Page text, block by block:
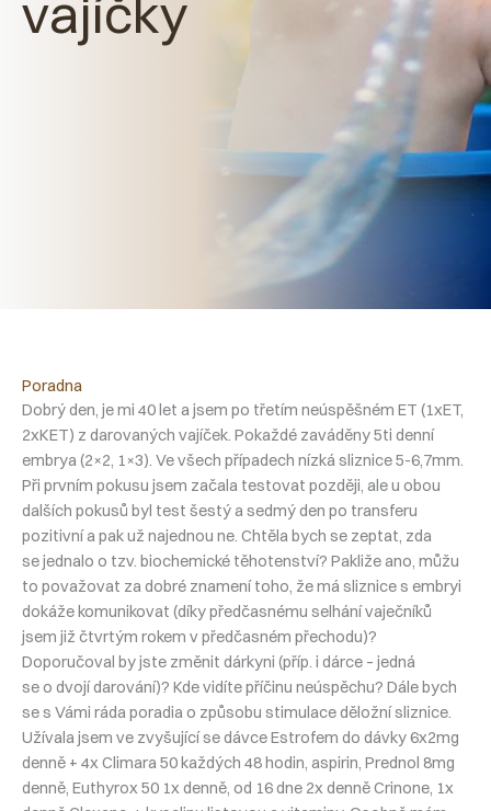
vajíčky
Poradna
Dobrý den, je mi 40 let a jsem po třetím neúspěšném ET (1xET,
2xKET) z darovaných vajíček. Pokaždé zaváděny 5ti denní
embrya (2×2, 1×3). Ve všech případech nízká sliznice 5-6,7mm.
Při prvním pokusu jsem začala testovat později, ale u obou
dalších pokusů byl test šestý a sedmý den po transferu
pozitivní a pak už najednou ne. Chtěla bych se zeptat, zda
se jednalo o tzv. biochemické těhotenství? Pakliže ano, můžu
to považovat za dobré znamení toho, že má sliznice s embryi
dokáže komunikovat (díky předčasnému selhání vaječníků
jsem již čtvrtým rokem v předčasném přechodu)?
Doporučoval by jste změnit dárkyni (příp. i dárce – jedná
se o dvojí darování)? Kde vidíte příčinu neúspěchu? Dále bych
se s Vámi ráda poradia o způsobu stimulace děložní sliznice.
Užívala jsem ve zvyšující se dávce Estrofem do dávky 6x2mg
denně + 4x Climara 50 každých 48 hodin, aspirin, Prednol 8mg
denně, Euthyrox 50 1x denně, od 16 dne 2x denně Crinone, 1x